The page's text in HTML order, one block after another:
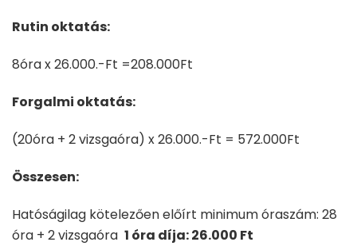
Rutin oktatás:
8óra x 26.000.-Ft =208.000Ft
Forgalmi oktatás:
(20óra + 2 vizsgaóra) x 26.000.-Ft = 572.000Ft
Összesen:
Hatóságilag kötelezően előírt minimum óraszám: 28
óra + 2 vizsgaóra 1 óra díja: 26.000 Ft